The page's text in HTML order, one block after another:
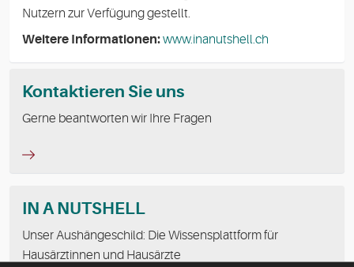
Nutzern zur Verfügung gestellt.
Weitere Informationen:www.inanutshell.ch
Kontaktieren Sie uns
Gerne beantworten wir Ihre Fragen
IN A NUTSHELL
Unser Aushängeschild: Die Wissensplattform für
Hausärztinnen und Hausärzte